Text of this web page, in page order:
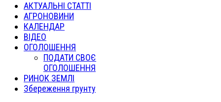
АКТУАЛЬНІ СТАТТІ
АГРОНОВИНИ
КАЛЕНДАР
ВІДЕО
ОГОЛОШЕННЯ
ПОДАТИ СВОЄ
ОГОЛОШЕННЯ
РИНОК ЗЕМЛІ
Збереження грунту